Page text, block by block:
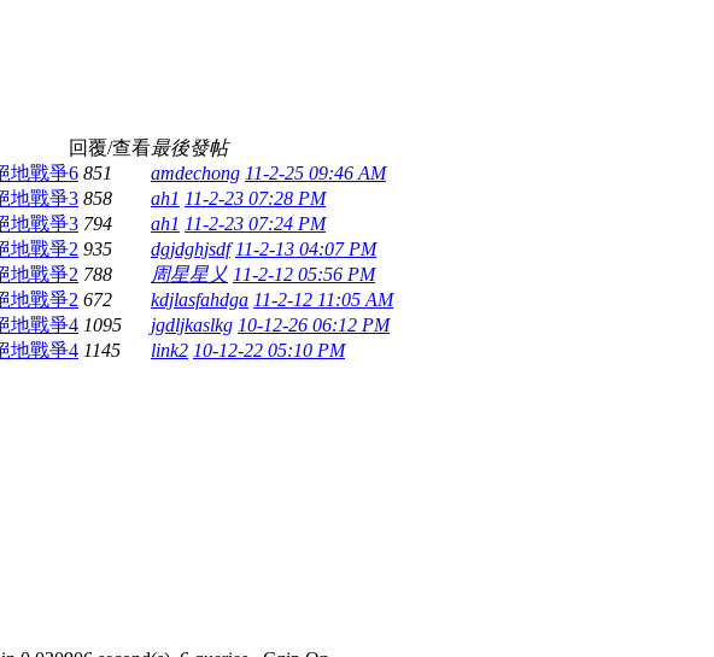
回覆/查看最後發帖
地戰爭6 851 amdechong 11-2-25 09:46 AM
地戰爭3 858 ah1 11-2-23 07:28 PM
地戰爭3 794 ah1 11-2-23 07:24 PM
地戰爭2 935 dgjdghjsdf 11-2-13 04:07 PM
地戰爭2 788 周星星乂 11-2-12 05:56 PM
地戰爭2 672 kdjlasfahdga 11-2-12 11:05 AM
地戰爭4 1095 jgdljkaslkg 10-12-26 06:12 PM
地戰爭4 1145 link2 10-12-22 05:10 PM